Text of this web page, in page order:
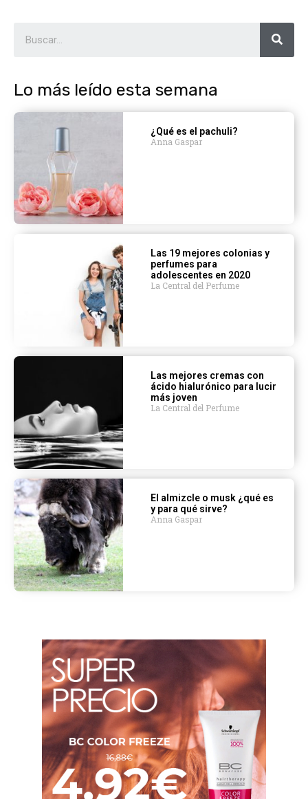
Lo más leído esta semana
¿Qué es el pachuli?
Anna Gaspar
Las 19 mejores colonias y
perfumes para
adolescentes en 2020
La Central del Perfume
Las mejores cremas con
ácido hialurónico para lucir
más joven
La Central del Perfume
El almizcle o musk ¿qué es
y para qué sirve?
Anna Gaspar